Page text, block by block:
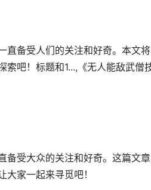
直备受人们的关注和好奇。本文
吧！标题和1...,《无人能敌武僧
备受大众的关注和好奇。这篇文
家一起来寻觅吧！